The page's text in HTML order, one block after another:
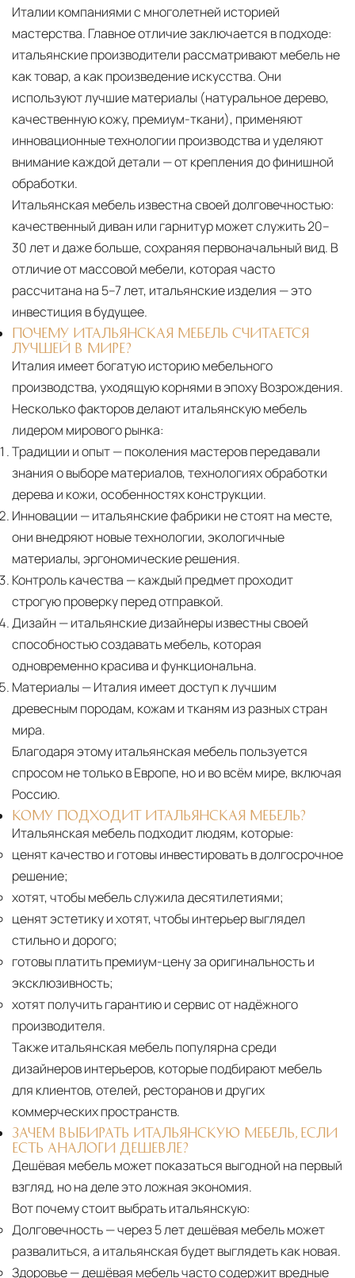
Италии компаниями с многолетней историей
мастерства. Главное отличие заключается в подходе:
итальянские производители рассматривают мебель не
как товар, а как произведение искусства. Они
используют лучшие материалы (натуральное дерево,
качественную кожу, премиум-ткани), применяют
инновационные технологии производства и уделяют
внимание каждой детали — от крепления до финишной
обработки.
Итальянская мебель известна своей долговечностью:
качественный диван или гарнитур может служить 20–
30 лет и даже больше, сохраняя первоначальный вид. В
отличие от массовой мебели, которая часто
рассчитана на 5–7 лет, итальянские изделия — это
инвестиция в будущее.
ПОЧЕМУ ИТАЛЬЯНСКАЯ МЕБЕЛЬ СЧИТАЕТСЯ
ЛУЧШЕЙ В МИРЕ?
Италия имеет богатую историю мебельного
производства, уходящую корнями в эпоху Возрождения.
Несколько факторов делают итальянскую мебель
лидером мирового рынка:
Традиции и опыт— поколения мастеров передавали
знания о выборе материалов, технологиях обработки
дерева и кожи, особенностях конструкции.
Инновации — итальянские фабрики не стоят на месте,
они внедряют новые технологии, экологичные
материалы, эргономические решения.
Контроль качества — каждый предмет проходит
строгую проверку перед отправкой.
Дизайн— итальянские дизайнеры известны своей
способностью создавать мебель, которая
одновременно красива и функциональна.
Материалы— Италия имеет доступ к лучшим
древесным породам, кожам и тканям из разных стран
мира.
Благодаря этому итальянская мебель пользуется
спросом не только в Европе, но и во всём мире, включая
Россию.
КОМУ ПОДХОДИТ ИТАЛЬЯНСКАЯ МЕБЕЛЬ?
Итальянская мебель подходит людям, которые:
ценят качество и готовы инвестировать в долгосрочное
решение;
хотят, чтобы мебель служила десятилетиями;
ценят эстетику и хотят, чтобы интерьер выглядел
стильно и дорого;
готовы платить премиум-цену за оригинальность и
эксклюзивность;
хотят получить гарантию и сервис от надёжного
производителя.
Также итальянская мебель популярна среди
дизайнеров интерьеров, которые подбирают мебель
для клиентов, отелей, ресторанов и других
коммерческих пространств.
ЗАЧЕМ ВЫБИРАТЬ ИТАЛЬЯНСКУЮ МЕБЕЛЬ, ЕСЛИ
ЕСТЬ АНАЛОГИ ДЕШЕВЛЕ?
Дешёвая мебель может показаться выгодной на первый
взгляд, но на деле это ложная экономия.
Вот почему стоит выбрать итальянскую:
Долговечность— через 5 лет дешёвая мебель может
развалиться, а итальянская будет выглядеть как новая.
Здоровье— дешёвая мебель часто содержит вредные